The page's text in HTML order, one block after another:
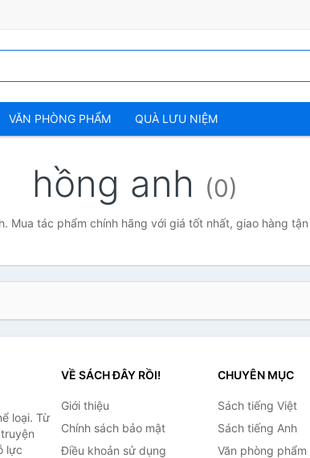
VĂN PHÒNG PHẨM QUÀ LƯU NIỆM
hồng anh (0)
Mua tác phẩm chính hãng với giá tốt nhất, giao hàng
loại. Từ
lực
VỀ SÁCH ĐÂY RỒI!
Giới thiệu
Chính sách bảo mật
Điều khoản sử dụng
CHUYÊN MỤC
Sách tiếng Việt
Sách tiếng Anh
Văn phòng phẩm